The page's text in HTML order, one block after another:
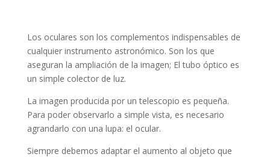
Los oculares son los complementos indispensables de
cualquier instrumento astronómico. Son los que
aseguran la ampliación de la imagen; El tubo óptico es
un simple colector de luz.
La imagen producida por un telescopio es pequeña.
Para poder observarlo a simple vista, es necesario
agrandarlo con una lupa: el ocular.
Siempre debemos adaptar el aumento al objeto que